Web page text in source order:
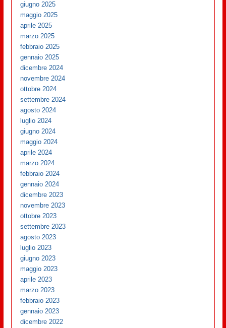
giugno 2025
maggio 2025
aprile 2025
marzo 2025
febbraio 2025
gennaio 2025
dicembre 2024
novembre 2024
ottobre 2024
settembre 2024
agosto 2024
luglio 2024
giugno 2024
maggio 2024
aprile 2024
marzo 2024
febbraio 2024
gennaio 2024
dicembre 2023
novembre 2023
ottobre 2023
settembre 2023
agosto 2023
luglio 2023
giugno 2023
maggio 2023
aprile 2023
marzo 2023
febbraio 2023
gennaio 2023
dicembre 2022